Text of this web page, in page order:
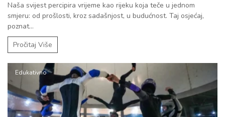
Naša svijest percipira vrijeme kao rijeku koja teče u jednom
smjeru: od prošlosti, kroz sadašnjost, u budućnost. Taj osjećaj,
poznat...
Pročitaj Više
Edukativno